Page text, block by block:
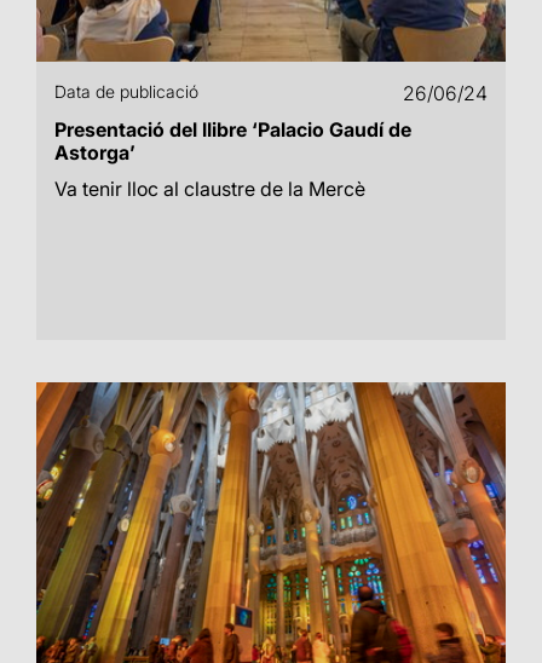
Data de publicació
26/06/24
Presentació del llibre ‘Palacio Gaudí de
Astorga’
Va tenir lloc al claustre de la Mercè